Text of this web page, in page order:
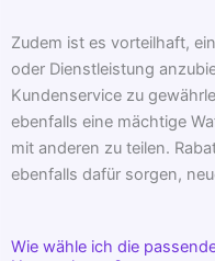
Zudem ist es vorteilhaft,
oder Dienstleistung
Kundenservice zu
ebenfalls eine mächtige
mit anderen zu teilen.
ebenfalls dafür sorgen,
Wie wähle ich die